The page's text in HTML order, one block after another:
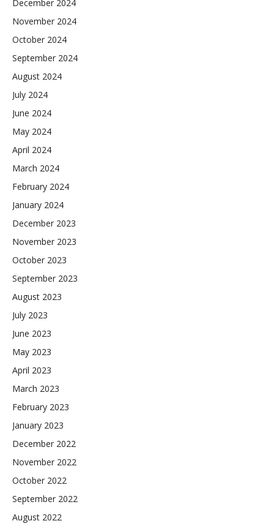
December 2024
November 2024
October 2024
September 2024
August 2024
July 2024
June 2024
May 2024
April 2024
March 2024
February 2024
January 2024
December 2023
November 2023
October 2023
September 2023
August 2023
July 2023
June 2023
May 2023
April 2023
March 2023
February 2023
January 2023
December 2022
November 2022
October 2022
September 2022
August 2022